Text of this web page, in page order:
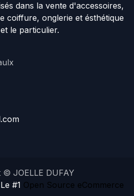
dans la vente d'accessoires,
coiffure, onglerie et ésthétique
le particulier.
© JOELLE DUFAY
#1 Open Source eCommerce